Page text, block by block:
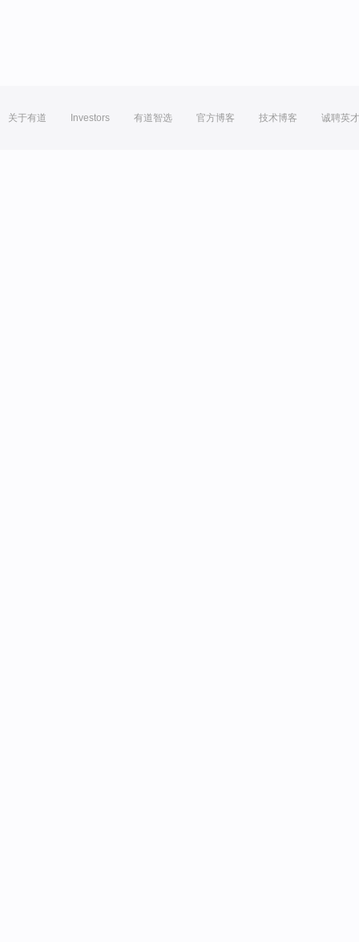
关于有道 Investors 有道智选 官方博客 技术博客 诚聘英才